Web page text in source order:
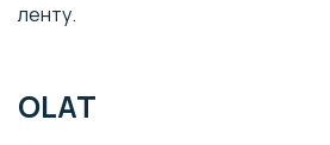
ленту.
OLAT